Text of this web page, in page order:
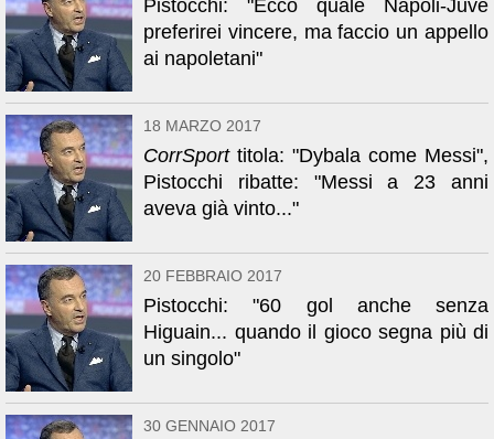
Pistocchi: "Ecco quale Napoli-Juve
preferirei vincere, ma faccio un appello
ai napoletani"
18 MARZO 2017
CorrSporttitola: "Dybala come Messi",
Pistocchi ribatte: "Messi a 23 anni
aveva già vinto..."
20 FEBBRAIO 2017
Pistocchi: "60 gol anche senza
Higuain... quando il gioco segna più di
un singolo"
30 GENNAIO 2017